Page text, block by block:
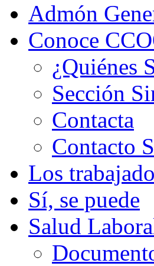
Admón
Conoce
¿Quiénes
Sección
Contacta
Contacto
Los
Sí, se puede
Salud